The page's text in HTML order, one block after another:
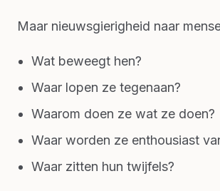
Maar nieuwsgierigheid naar
Wat beweegt hen?
Waar lopen ze tegenaan?
Waarom doen ze wat ze doen?
Waar worden ze enthousiast
Waar zitten hun twijfels?